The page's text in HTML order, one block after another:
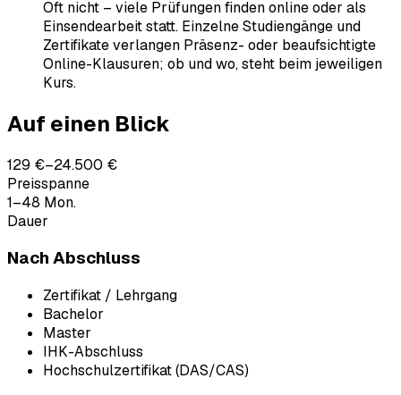
Oft nicht – viele Prüfungen finden online oder als
Einsendearbeit statt. Einzelne Studiengänge und
Zertifikate verlangen Präsenz- oder beaufsichtigte
Online-Klausuren; ob und wo, steht beim jeweiligen
Kurs.
Auf einen Blick
129 €–24.500 €
Preisspanne
1–48 Mon.
Dauer
Nach Abschluss
Zertifikat / Lehrgang
Bachelor
Master
IHK-Abschluss
Hochschulzertifikat (DAS/CAS)